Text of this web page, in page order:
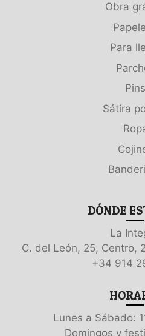
Obra
Para
Pins
Sátira
DÓNDE
La
C. del León, 25, Centro,
+34 914
Lunes a Sábado:
Domingos y